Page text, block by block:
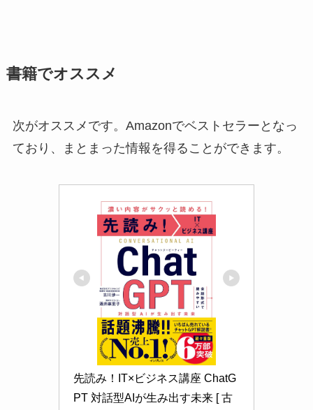
書籍でオススメ
次がオススメです。Amazonでベストセラーとなっ
ており、まとまった情報を得ることができます。
先読み！IT×ビジネス講座 ChatG
PT 対話型AIが生み出す未来 [ 古